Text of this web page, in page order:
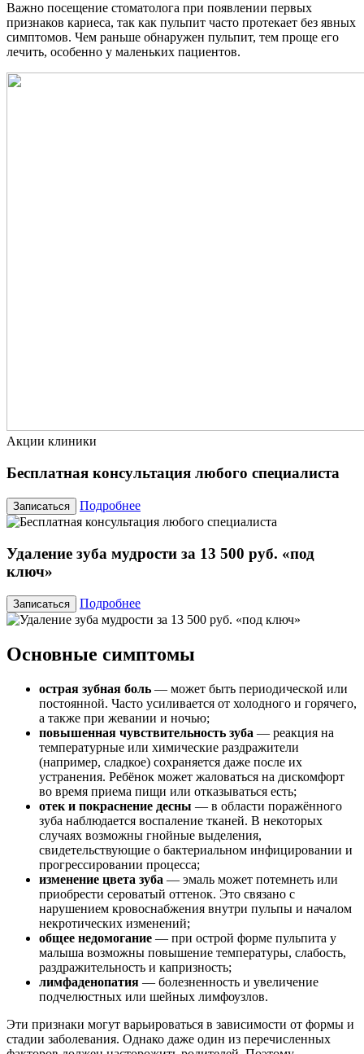
Важно посещение стоматолога при появлении первых
признаков кариеса, так как пульпит часто протекает без явных
симптомов. Чем раньше обнаружен пульпит, тем проще его
лечить, особенно у маленьких пациентов.
Акции клиники
Бесплатная консультация любого специалиста
Записаться Подробнее
Удаление зуба мудрости за 13 500 руб. «под
ключ»
Записаться Подробнее
Основные симптомы
острая зубная боль — может быть периодической или
постоянной. Часто усиливается от холодного и горячего,
а также при жевании и ночью;
повышенная чувствительность зуба — реакция на
температурные или химические раздражители
(например, сладкое) сохраняется даже после их
устранения. Ребёнок может жаловаться на дискомфорт
во время приема пищи или отказываться есть;
отек и покраснение десны — в области поражённого
зуба наблюдается воспаление тканей. В некоторых
случаях возможны гнойные выделения,
свидетельствующие о бактериальном инфицировании и
прогрессировании процесса;
изменение цвета зуба — эмаль может потемнеть или
приобрести сероватый оттенок. Это связано с
нарушением кровоснабжения внутри пульпы и началом
некротических изменений;
общее недомогание — при острой форме пульпита у
малыша возможны повышение температуры, слабость,
раздражительность и капризность;
лимфаденопатия — болезненность и увеличение
подчелюстных или шейных лимфоузлов.
Эти признаки могут варьироваться в зависимости от формы и
стадии заболевания. Однако даже один из перечисленных